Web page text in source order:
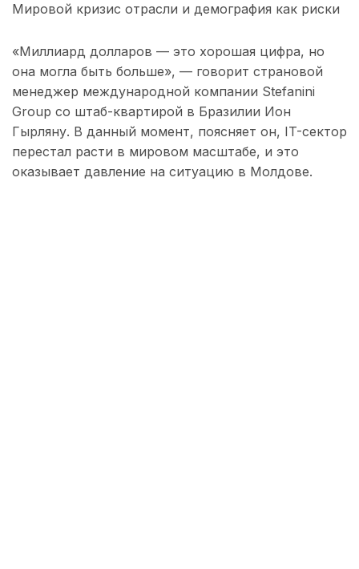
Мировой кризис отрасли и демография как риски
«Миллиард долларов — это хорошая цифра, но
она могла быть больше», — говорит страновой
менеджер международной компании Stefanini
Group со штаб-квартирой в Бразилии Ион
Гырляну. В данный момент, поясняет он, IT-сектор
перестал расти в мировом масштабе, и это
оказывает давление на ситуацию в Молдове.